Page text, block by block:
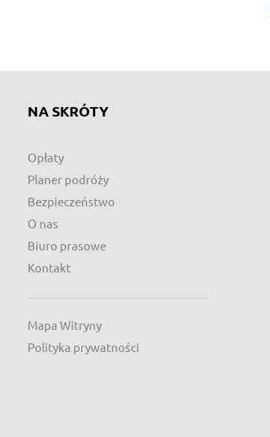
NA SKRÓTY
Opłaty
Planer podróży
Bezpieczeństwo
O nas
Biuro prasowe
Kontakt
Mapa Witryny
Polityka prywatności